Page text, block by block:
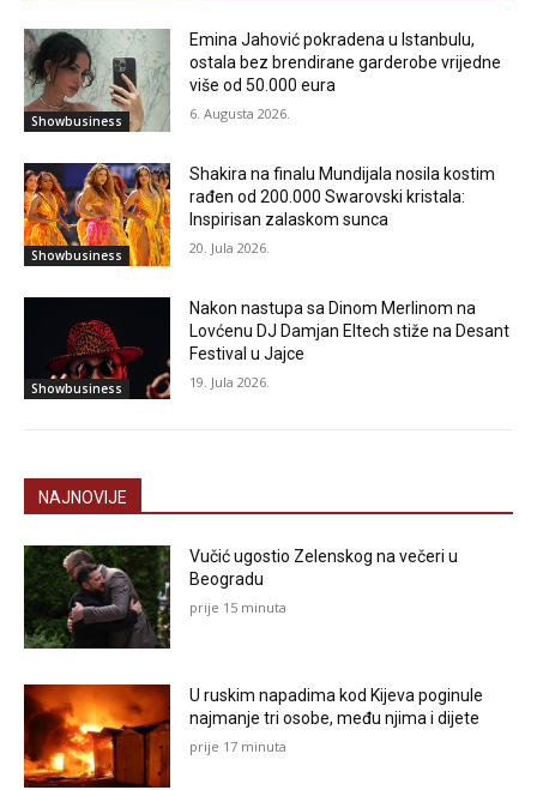
Showbusiness
Emina Jahović pokradena u Istanbulu,
ostala bez brendirane garderobe vrijedne
više od 50.000 eura
6. Augusta 2026.
Showbusiness
Shakira na finalu Mundijala nosila kostim
rađen od 200.000 Swarovski kristala:
Inspirisan zalaskom sunca
20. Jula 2026.
Showbusiness
Nakon nastupa sa Dinom Merlinom na
Lovćenu DJ Damjan Eltech stiže na Desant
Festival u Jajce
19. Jula 2026.
NAJNOVIJE
Vučić ugostio Zelenskog na večeri u
Beogradu
prije 15 minuta
U ruskim napadima kod Kijeva poginule
najmanje tri osobe, među njima i dijete
prije 17 minuta